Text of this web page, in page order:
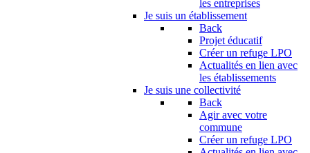
les entreprises
Je suis un établissement
Back
Projet éducatif
Créer un refuge LPO
Actualités en lien avec
les établissements
Je suis une collectivité
Back
Agir avec votre
commune
Créer un refuge LPO